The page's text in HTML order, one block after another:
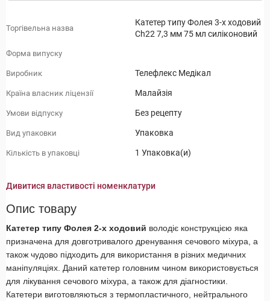
Торгівельна назва
Катетер типу Фолея 3-х ходовий
Ch22 7,3 мм 75 мл силіконовий
Форма випуску
Виробник Телефлекс Медікал
Країна власник ліцензії Малайзія
Умови відпуску Без рецепту
Вид упаковки Упаковка
Кількість в упаковці 1 Упаковка(и)
Дивитися властивості номенклатури
Опис товару
Катетер типу Фолея 2-х ходовий володіє конструкцією яка
призначена для довготривалого дренування сечового міхура, а
також чудово підходить для використання в різних медичних
маніпуляціях. Даний катетер головним чином використовується
для лікування сечового міхура, а також для діагностики.
Катетери виготовляються з термопластичного, нейтрального